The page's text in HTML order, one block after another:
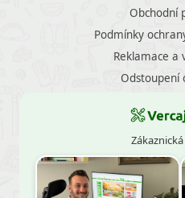
Obchodní
Podmínky
Reklamace a
Odstoupení